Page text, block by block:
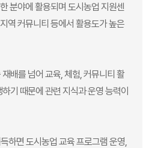
분야에 활용되며 도시농업 지원센
역 커뮤니티 등에서 활용도가 높은
배를 넘어 교육, 체험, 커뮤니티 활
기 때문에 관련 지식과 운영 능력이
하면 도시농업 교육 프로그램 운영,